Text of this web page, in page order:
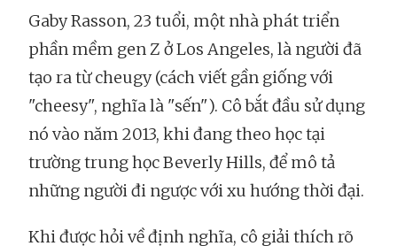
Gaby Rasson, 23 tuổi, một nhà phát triển
phần mềm gen Z ở Los Angeles, là người đã
tạo ra từ cheugy (cách viết gần giống với
"cheesy", nghĩa là "sến"). Cô bắt đầu sử dụng
nó vào năm 2013, khi đang theo học tại
trường trung học Beverly Hills, để mô tả
những người đi ngược với xu hướng thời đại.
Khi được hỏi về định nghĩa, cô giải thích rõ